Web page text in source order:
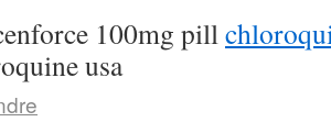
100mg pill
usa